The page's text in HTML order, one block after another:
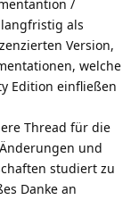
/
als
Version,
welche
Edition einfließen
Thread für die
und
studiert zu
Danke an